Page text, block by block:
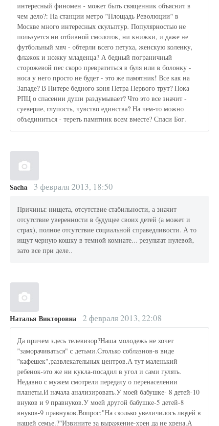
интересный финомен - может быть священник объяснит в
чем дело?: На станции метро "Площадь Революции" в
Москве много интересных скульптур. Популярностью не
пользуется ни отбивной смолоток, ни книжки, и даже не
футбольный мяч - обтерли всего петуха, женскую коленку,
флажок и ножку младенца? А бедный пограничный
сторожевой пес скоро превратиться в буля или в болонку -
носа у него просто не будет - это же памятник! Все как на
Западе? В Питере бедного коня Петра Первого трут? Пока
РПЦ о спасении души раздумывает? Что это все значит -
суеверие, глупость, чувство единства? На чем-то можно
объединиться - тереть памятник всем вместе? Спаси Бог.
Sacha 3 февраля 2013, 18:50
Причины: нищета, отсутствие стабильности, а значит
отсутствие уверенности в будущее своих детей (а может и
страх), полное отсутствие социальной справедливости. А то
ищут черную кошку в темной комнате... результат нулевой,
зато все при деле..
Наталья Викторовна 2 февраля 2013, 22:08
Да причем здесь телевизор?Наша молодежь не хочет
"заморачиваться" с детьми.Столько соблазнов-в виде
"кафешек",развлекательных центров.А тут маленький
ребенок-это же ни кукла-посадил в угол и сами гулять.
Недавно с мужем смотрели передачу о перенаселении
планеты.И начала анализировать.У моей бабушке- 8 детей-10
внуков и 9 правнуков.У моей другой бабушке-5 детей-8
внуков-9 правнуков.Вопрос:"На сколько увеличилось людей в
нашей семье.?"Извините за выражение-хрен да не хрена.А